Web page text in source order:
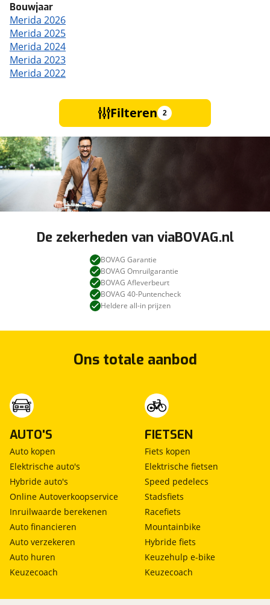
Bouwjaar
Merida 2026
Merida 2025
Merida 2024
Merida 2023
Merida 2022
Filteren 2
De zekerheden van viaBOVAG.nl
BOVAG Garantie
BOVAG Omruilgarantie
BOVAG Afleverbeurt
BOVAG 40-Puntencheck
Heldere all-in prijzen
Ons totale aanbod
AUTO'S
Auto kopen
Elektrische auto's
Hybride auto's
Online Autoverkoopservice
Inruilwaarde berekenen
Auto financieren
Auto verzekeren
Auto huren
Keuzecoach
FIETSEN
Fiets kopen
Elektrische fietsen
Speed pedelecs
Stadsfiets
Racefiets
Mountainbike
Hybride fiets
Keuzehulp e-bike
Keuzecoach